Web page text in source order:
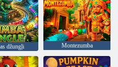
džungļi Montezumba